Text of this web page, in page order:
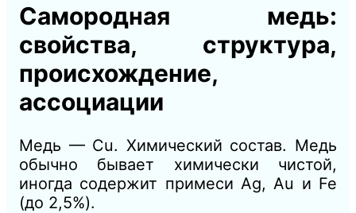
Самородная медь:
свойства, структура,
происхождение,
ассоциации
Медь — Сu. Химический состав. Медь
обычно бывает химически чистой,
иногда содержит примеси Ag, Au и Fe
(до 2,5%).